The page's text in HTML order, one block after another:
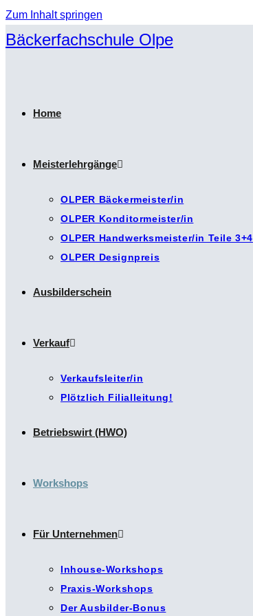
Zum Inhalt springen
Bäckerfachschule Olpe
Home
Meisterlehrgänge
OLPER Bäckermeister/in
OLPER Konditormeister/in
OLPER Handwerksmeister/in Teile 3+4
OLPER Designpreis
Ausbilderschein
Verkauf
Verkaufsleiter/in
Plötzlich Filialleitung!
Betriebswirt (HWO)
Workshops
Für Unternehmen
Inhouse-Workshops
Praxis-Workshops
Der Ausbilder-Bonus